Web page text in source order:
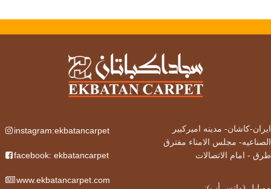
ایران-کاشان- مدینه امیرکبیر
الصناعیه- مجلس الامناء مفترق
طرق - امام الاتصالات
instagram:ekbatancarpet
facebook: ekbatancarpet
www.ekbatancarpet.com